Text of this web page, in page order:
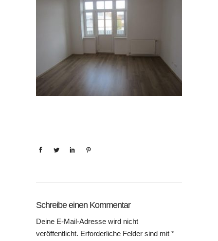
Schreibe einen Kommentar
Deine E-Mail-Adresse wird nicht
veröffentlicht. Erforderliche Felder sind mit *